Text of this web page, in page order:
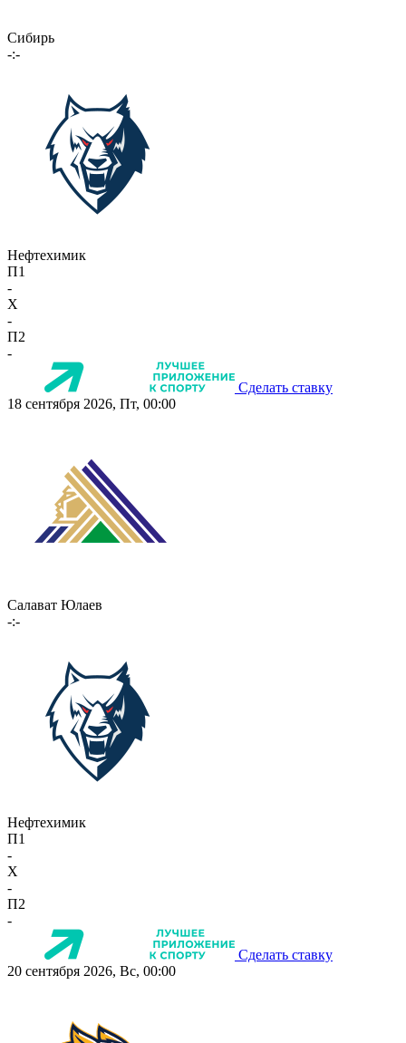
Сибирь
-:-
Нефтехимик
П1
-
X
-
П2
-
Сделать ставку
18 сентября 2026, Пт, 00:00
Салават Юлаев
-:-
Нефтехимик
П1
-
X
-
П2
-
Сделать ставку
20 сентября 2026, Вс, 00:00